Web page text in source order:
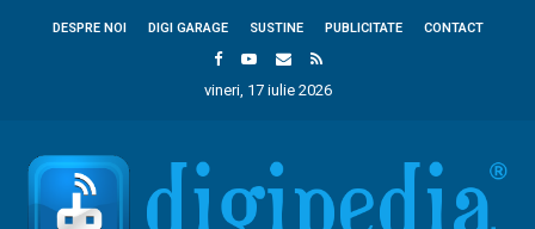
DESPRE NOI DIGI GARAGE SUSTINE PUBLICITATE CONTACT
vineri, 17 iulie 2026